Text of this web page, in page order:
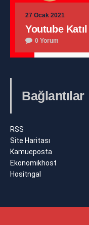
27 Ocak 2021
Youtube
0 Yorum
Bağlantılar
RSS
Site Haritası
Kamueposta
Ekonomikhost
Hositngal